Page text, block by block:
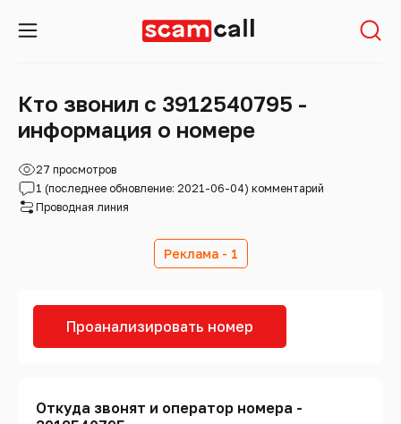
Кто звонил с 3912540795 -
информация о номере
27 просмотров
1 (последнее обновление: 2021-06-04) комментарий
Проводная линия
Реклама - 1
Проанализировать номер
Откуда звонят и оператор номера -